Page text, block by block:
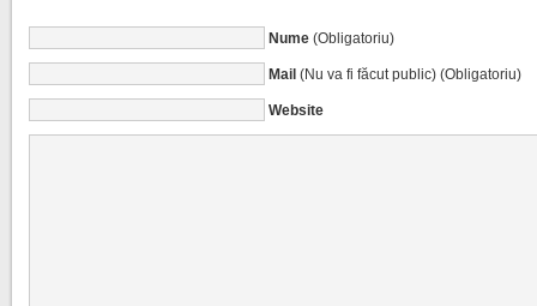
Nume(Obligatoriu)
Mail(Nu va fi făcut public) (Obligatoriu)
Website